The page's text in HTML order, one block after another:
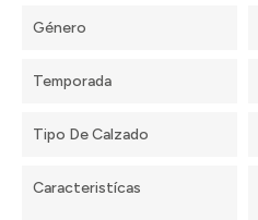
Género
Temporada
Tipo De Calzado
Caracteristícas